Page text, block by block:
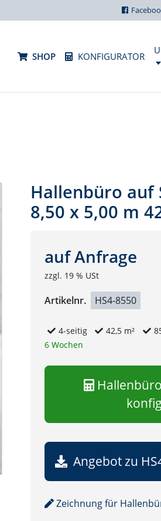
SHOP KONFIGURATOR
Hallenbüro auf
8,50 x 5,00 m
auf Anfrage
zzgl. 19 % USt
Artikelnr. HS4-8550
4-seitig 42,5 m²
6 Wochen
Angebot zu
Zeichnung für